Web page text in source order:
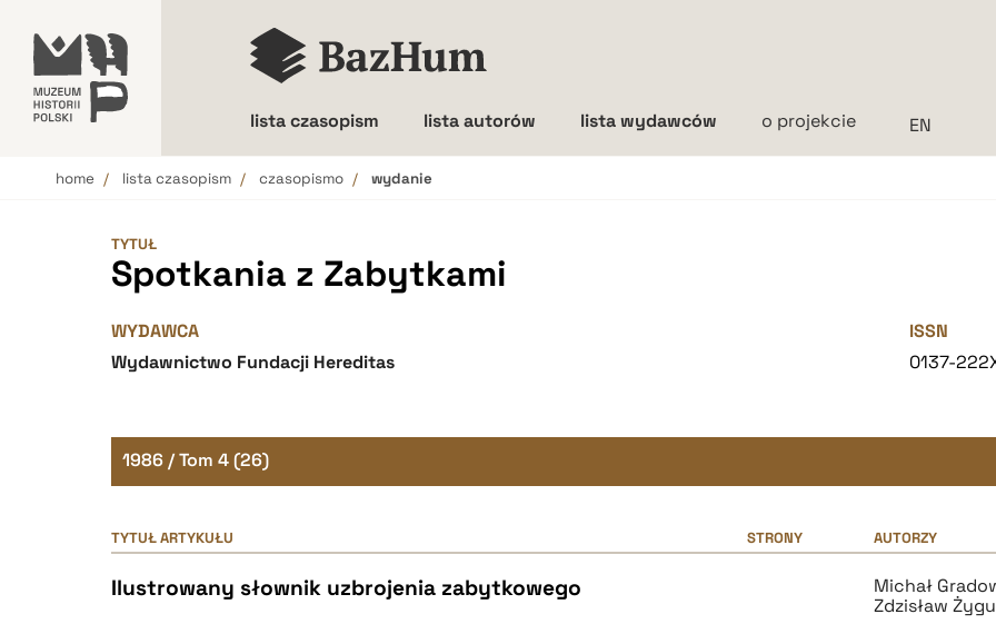
lista czasopism lista autorów lista wydawców o projekcie
home lista czasopism czasopismo wydanie
TYTUŁ
Spotkania z Zabytkami
WYDAWCA
Wydawnictwo Fundacji Hereditas
ISSN
0137-
1986 / Tom 4 (26)
TYTUŁ ARTYKUŁU STRONY AUTORZY
Ilustrowany słownik uzbrojenia zabytkowego
Michał
Zdzisław